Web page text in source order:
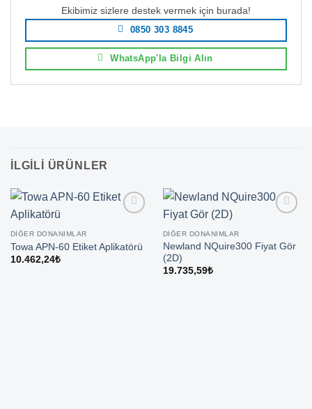
Ekibimiz sizlere destek vermek için burada!
0850 303 8845
WhatsApp'la Bilgi Alın
İLGILI ÜRÜNLER
DIĞER DONANIMLAR
Towa APN-60 Etiket Aplikatörü
10.462,24₺
DIĞER DONANIMLAR
Newland NQuire300 Fiyat Gör
(2D)
19.735,59₺